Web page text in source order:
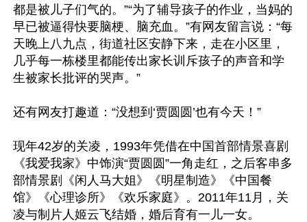
都是被儿子们气的。”“为了辅导孩子的作业，当妈的
早已被逼得快要脑梗、脑充血。”有网友留言说：“每
天晚上八九点，街道社区安静下来，走在小区里，
几乎每一栋楼里都能传出家长训斥孩子的声音和学
生被家长批评的哭声。”
还有网友打趣道：“没想到‘贾圆圆’也有今天！”
现年42岁的关凌，1993年凭借在中国首部情景喜剧
《我爱我家》中饰演“贾圆圆”一角走红，之后客串多
部情景剧《闲人马大姐》《明星制造》《中国餐
馆》《心理诊所》《欢乐家庭》。2011年11月，关
凌与制片人姬云飞结婚，婚后育有一儿一女。